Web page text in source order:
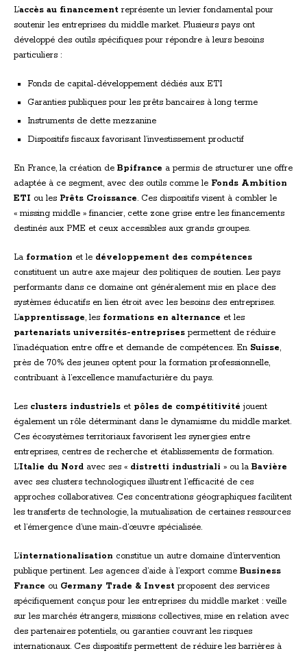
L’accès au financement représente un levier fondamental pour
soutenir les entreprises du middle market. Plusieurs pays ont
développé des outils spécifiques pour répondre à leurs besoins
particuliers :
Fonds de capital-développement dédiés aux ETI
Garanties publiques pour les prêts bancaires à long terme
Instruments de dette mezzanine
Dispositifs fiscaux favorisant l’investissement productif
En France, la création de Bpifrance a permis de structurer une offre
adaptée à ce segment, avec des outils comme le Fonds Ambition
ETI ou les Prêts Croissance. Ces dispositifs visent à combler le
« missing middle » financier, cette zone grise entre les financements
destinés aux PME et ceux accessibles aux grands groupes.
La formation et le développement des compétences
constituent un autre axe majeur des politiques de soutien. Les pays
performants dans ce domaine ont généralement mis en place des
systèmes éducatifs en lien étroit avec les besoins des entreprises.
L’apprentissage, les formations en alternance et les
partenariats universités-entreprises permettent de réduire
l’inadéquation entre offre et demande de compétences. En Suisse,
près de 70% des jeunes optent pour la formation professionnelle,
contribuant à l’excellence manufacturière du pays.
Les clusters industriels et pôles de compétitivité jouent
également un rôle déterminant dans le dynamisme du middle market.
Ces écosystèmes territoriaux favorisent les synergies entre
entreprises, centres de recherche et établissements de formation.
L’Italie du Nord avec ses « distretti industriali » ou la Bavière
avec ses clusters technologiques illustrent l’efficacité de ces
approches collaboratives. Ces concentrations géographiques facilitent
les transferts de technologie, la mutualisation de certaines ressources
et l’émergence d’une main-d’œuvre spécialisée.
L’internationalisation constitue un autre domaine d’intervention
publique pertinent. Les agences d’aide à l’export comme Business
France ou Germany Trade & Invest proposent des services
spécifiquement conçus pour les entreprises du middle market : veille
sur les marchés étrangers, missions collectives, mise en relation avec
des partenaires potentiels, ou garanties couvrant les risques
internationaux. Ces dispositifs permettent de réduire les barrières à